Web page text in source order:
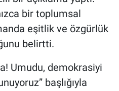
bir toplumsal
eşitlik ve özgürlük
belirtti.
Umudu, demokrasiyi
başlığıyla